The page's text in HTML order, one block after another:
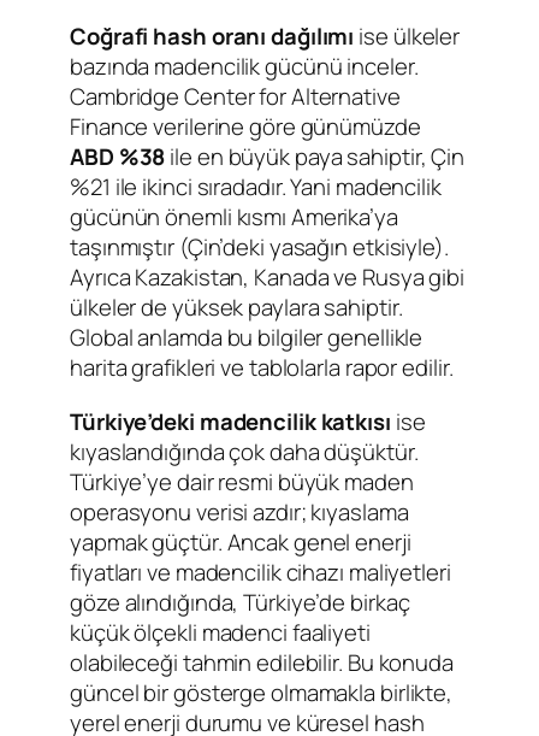
Coğrafi hash oranı dağılımı ise ülkeler
bazında madencilik gücünü inceler.
Cambridge Center for Alternative
Finance verilerine göre günümüzde
ABD %38ile en büyük paya sahiptir, Çin
%21 ile ikinci sıradadır. Yani madencilik
gücünün önemli kısmı Amerika’ya
taşınmıştır (Çin’deki yasağın etkisiyle).
Ayrıca Kazakistan, Kanada ve Rusya gibi
ülkeler de yüksek paylara sahiptir.
Global anlamda bu bilgiler genellikle
harita grafikleri ve tablolarla rapor edilir.
Türkiye’deki madencilik katkısı ise
kıyaslandığında çok daha düşüktür.
Türkiye’ye dair resmi büyük maden
operasyonu verisi azdır; kıyaslama
yapmak güçtür. Ancak genel enerji
fiyatları ve madencilik cihazı maliyetleri
göze alındığında, Türkiye’de birkaç
küçük ölçekli madenci faaliyeti
olabileceği tahmin edilebilir. Bu konuda
güncel bir gösterge olmamakla birlikte,
yerel enerji durumu ve küresel hash